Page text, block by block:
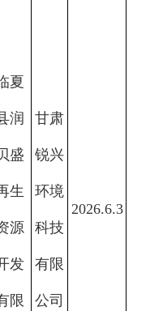
夏
润
盛
生
源
发
限
甘肃
锐兴
环境
科技
有限
公司
2026.6.3